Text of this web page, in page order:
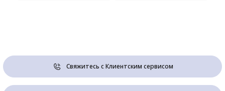
Свяжитесь с Клиентским сервисом